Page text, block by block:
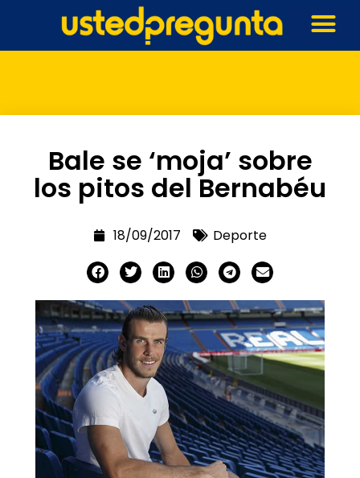
Bale se ‘moja’ sobre
los pitos del Bernabéu
18/09/2017 Deporte